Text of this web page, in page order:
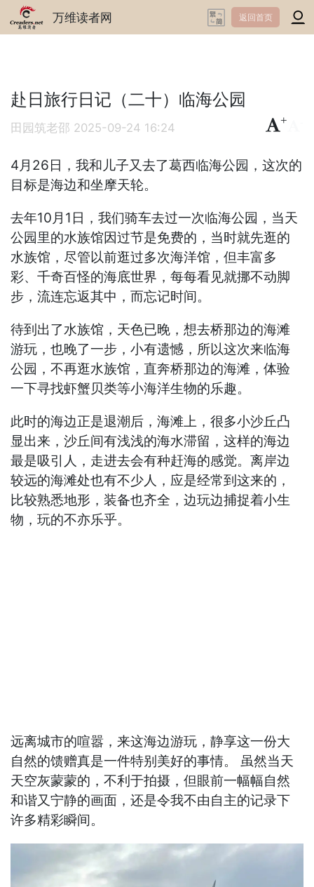
万维读者网 返回首页
赴日旅行日记（二十）临海公园
田园筑老邵 2025-09-24 16:24
+
4月26日，我和儿子又去了葛西临海公园，这次的
目标是海边和坐摩天轮。
去年10月1日，我们骑车去过一次临海公园，当天
公园里的水族馆因过节是免费的，当时就先逛的
水族馆，尽管以前逛过多次海洋馆，但丰富多
彩、千奇百怪的海底世界，每每看见就挪不动脚
步，流连忘返其中，而忘记时间。
待到出了水族馆，天色已晚，想去桥那边的海滩
游玩，也晚了一步，小有遗憾，所以这次来临海
公园，不再逛水族馆，直奔桥那边的海滩，体验
一下寻找虾蟹贝类等小海洋生物的乐趣。
此时的海边正是退潮后，海滩上，很多小沙丘凸
显出来，沙丘间有浅浅的海水滞留，这样的海边
最是吸引人，走进去会有种赶海的感觉。离岸边
较远的海滩处也有不少人，应是经常到这来的，
比较熟悉地形，装备也齐全，边玩边捕捉着小生
物，玩的不亦乐乎。
远离城市的喧嚣，来这海边游玩，静享这一份大
自然的馈赠真是一件特别美好的事情。 虽然当天
天空灰蒙蒙的，不利于拍摄，但眼前一幅幅自然
和谐又宁静的画面，还是令我不由自主的记录下
许多精彩瞬间。